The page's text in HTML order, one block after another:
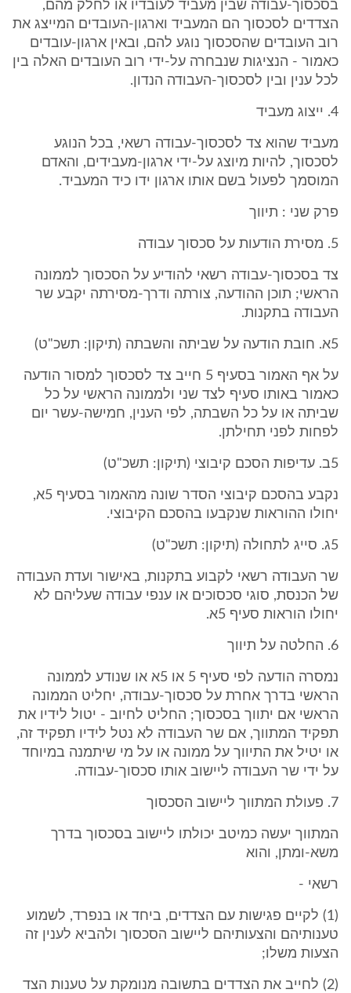
בסכסוך-עבודה שבין מעביד לעובדיו או לחלק מהם,
הצדדים לסכסוך הם המעביד וארגון-העובדים המייצג את
רוב העובדים שהסכסוך נוגע להם, ובאין ארגון-עובדים
כאמור - הנציגות שנבחרה על-ידי רוב העובדים האלה בין
לכל ענין ובין לסכסוך-העבודה הנדון.
4. ייצוג מעביד
מעביד שהוא צד לסכסוך-עבודה רשאי, בכל הנוגע
לסכסוך, להיות מיוצג על-ידי ארגון-מעבידים, והאדם
המוסמך לפעול בשם אותו ארגון ידו כיד המעביד.
פרק שני : תיווך
5. מסירת הודעות על סכסוך עבודה
צד בסכסוך-עבודה רשאי להודיע על הסכסוך לממונה
הראשי; תוכן ההודעה, צורתה ודרך-מסירתה יקבע שר
העבודה בתקנות.
5א. חובת הודעה על שביתה והשבתה (תיקון: תשכ"ט)
על אף האמור בסעיף 5 חייב צד לסכסוך למסור הודעה
כאמור באותו סעיף לצד שני ולממונה הראשי על כל
שביתה או על כל השבתה, לפי הענין, חמישה-עשר יום
לפחות לפני תחילתן.
5ב. עדיפות הסכם קיבוצי (תיקון: תשכ"ט)
נקבע בהסכם קיבוצי הסדר שונה מהאמור בסעיף 5א,
יחולו ההוראות שנקבעו בהסכם הקיבוצי.
5ג. סייג לתחולה (תיקון: תשכ"ט)
שר העבודה רשאי לקבוע בתקנות, באישור ועדת העבודה
של הכנסת, סוגי סכסוכים או ענפי עבודה שעליהם לא
יחולו הוראות סעיף 5א.
6. החלטה על תיווך
נמסרה הודעה לפי סעיף 5 או 5א או שנודע לממונה
הראשי בדרך אחרת על סכסוך-עבודה, יחליט הממונה
הראשי אם יתווך בסכסוך; החליט לחיוב - יטול לידיו את
תפקיד המתווך, אם שר העבודה לא נטל לידיו תפקיד זה,
או יטיל את התיווך על ממונה או על מי שיתמנה במיוחד
על ידי שר העבודה ליישוב אותו סכסוך-עבודה.
7. פעולת המתווך ליישוב הסכסוך
המתווך יעשה כמיטב יכולתו ליישוב בסכסוך בדרך
משא-ומתן, והוא
רשאי -
(1) לקיים פגישות עם הצדדים, ביחד או בנפרד, לשמוע
טענותיהם והצעותיהם ליישוב הסכסוך ולהביא לענין זה
הצעות משלו;
(2) לחייב את הצדדים בתשובה מנומקת על טענות הצד